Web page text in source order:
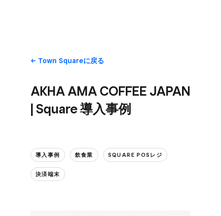
Town Squareに​戻る
AKHA AMA COFFEE JAPAN
| Square 導入事例
導入事例 飲食業 SQUARE POSレジ
決済端末